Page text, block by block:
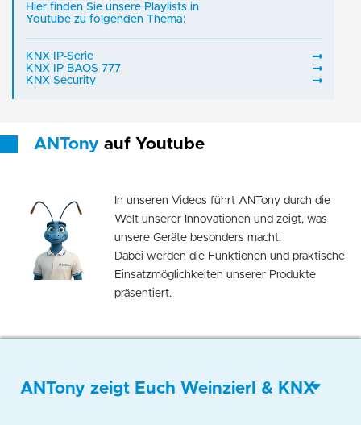
Hier finden Sie unsere Playlists in
Youtube zu folgenden Thema:
KNX IP-Serie
KNX IP BAOS 777
KNX Security
ANTony auf Youtube
In unseren Videos führt ANTony durch die
Welt unserer Innovationen und zeigt, was
unsere Geräte besonders macht.
Dabei werden die Funktionen und praktische
Einsatzmöglichkeiten unserer Produkte
präsentiert.
ANTony zeigt Euch Weinzierl & KNX